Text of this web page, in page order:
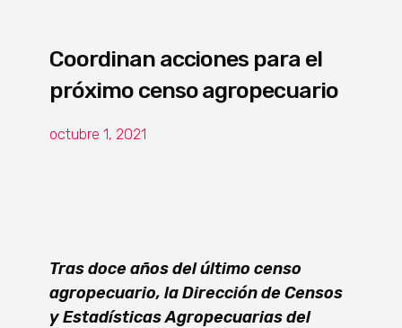
Coordinan acciones para el
próximo censo agropecuario
octubre 1, 2021
Tras doce años del último censo
agropecuario, la Dirección de Censos
y Estadísticas Agropecuarias del